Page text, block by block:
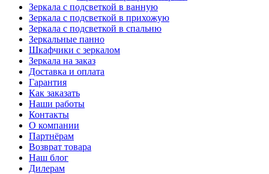
Зеркала с подсветкой в ванную
Зеркала с подсветкой в прихожую
Зеркала с подсветкой в спальню
Зеркальные панно
Шкафчики с зеркалом
Зеркала на заказ
Доставка и оплата
Гарантия
Как заказать
Наши работы
Контакты
О компании
Партнёрам
Возврат товара
Наш блог
Дилерам